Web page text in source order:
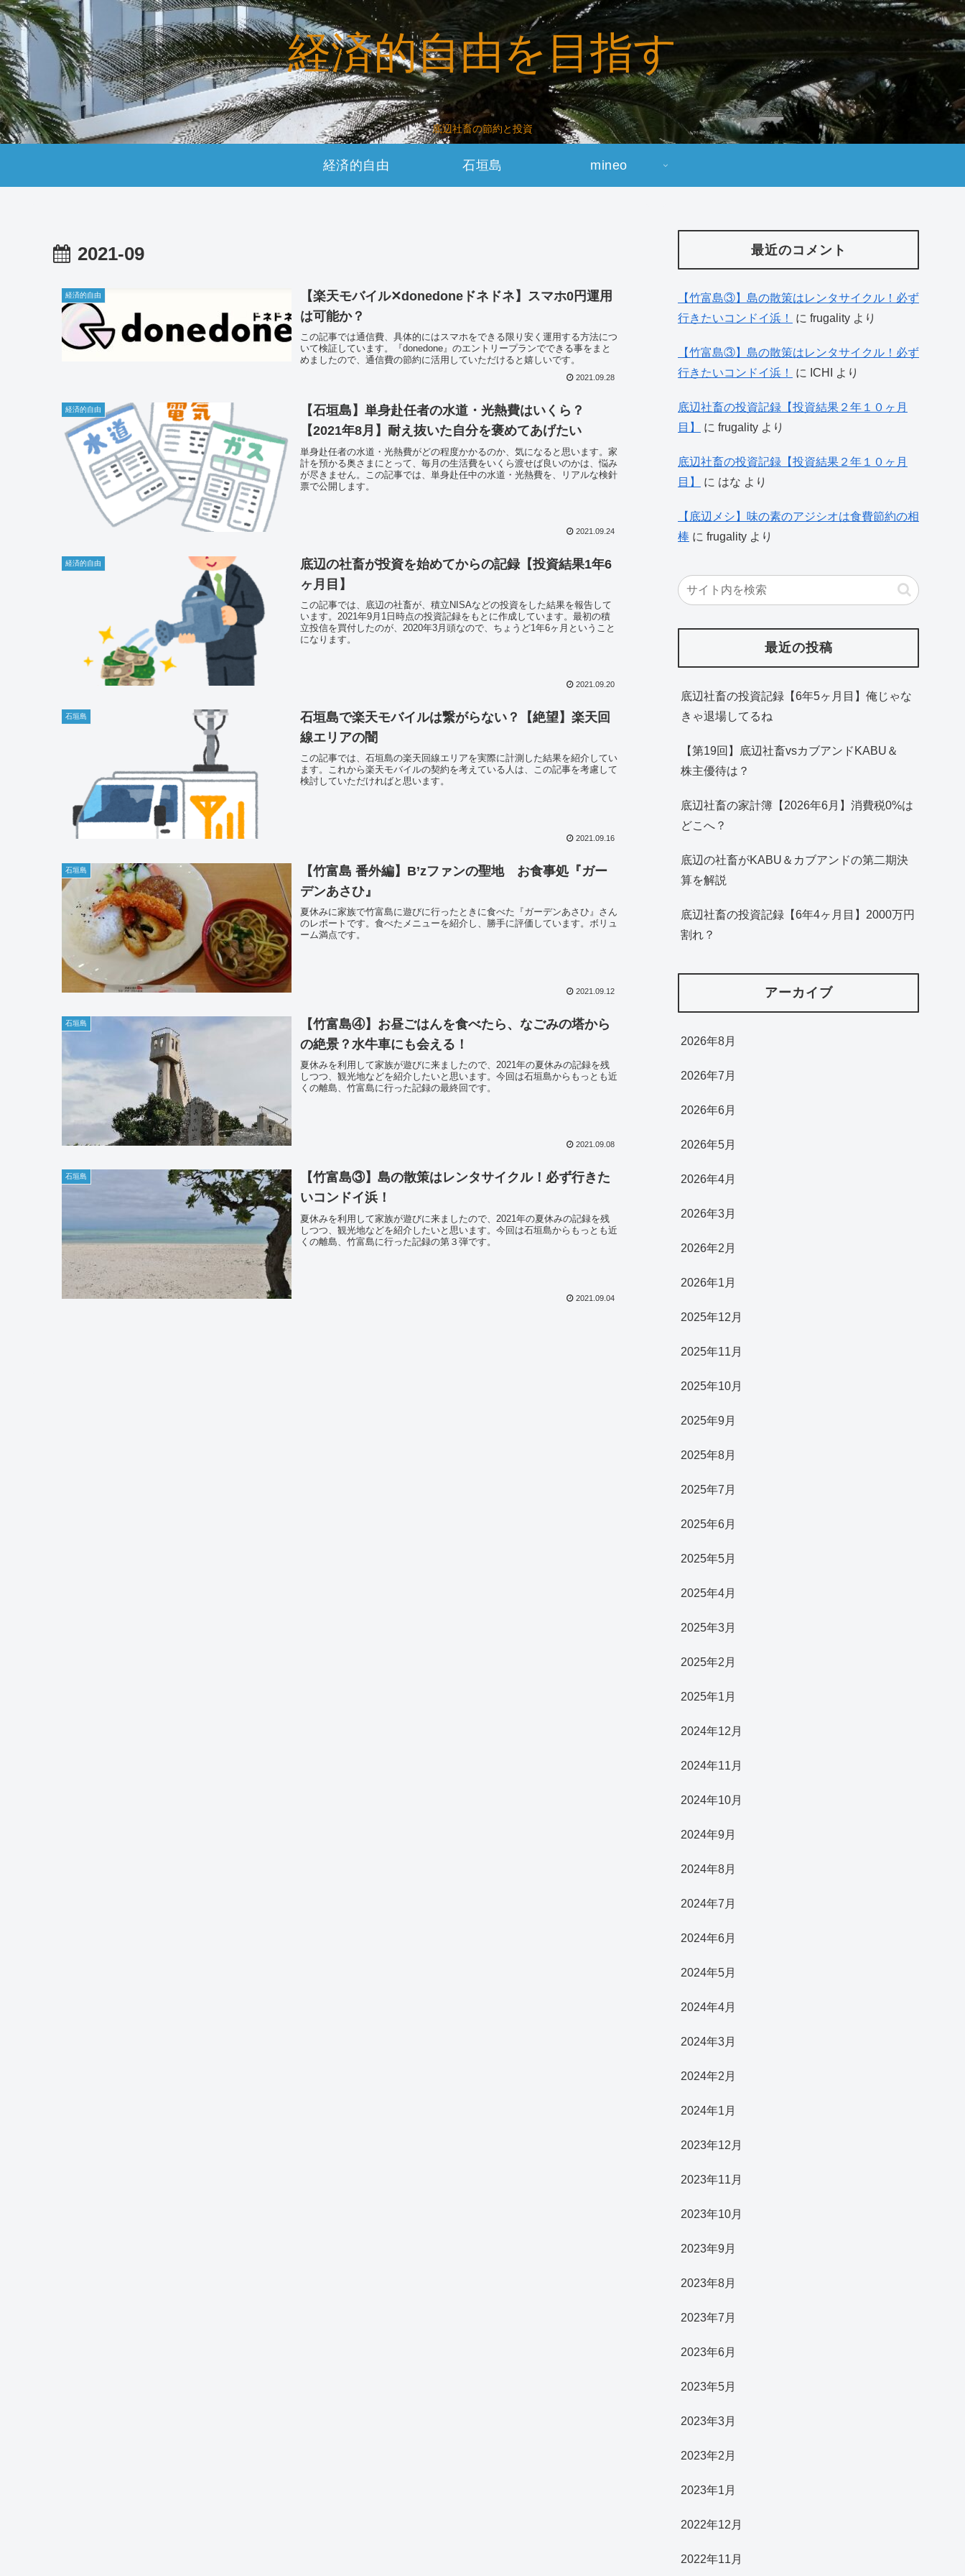
経済的自由を目指す
底辺社畜の節約と投資
経済的自由 石垣島 mineo
2021-09
経済的自由
【楽天モバイル✕donedoneドネドネ】スマホ0円運用
は可能か？
この記事では通信費、具体的にはスマホをできる限り安く運用する方法につ
いて検証しています。『donedone』のエントリープランでできる事をまと
めましたので、通信費の節約に活用していただけると嬉しいです。
2021.09.28
経済的自由
【石垣島】単身赴任者の水道・光熱費はいくら？
【2021年8月】耐え抜いた自分を褒めてあげたい
単身赴任者の水道・光熱費がどの程度かかるのか、気になると思います。家
計を預かる奥さまにとって、毎月の生活費をいくら渡せば良いのかは、悩み
が尽きません。この記事では、単身赴任中の水道・光熱費を、リアルな検針
票で公開します。
2021.09.24
経済的自由
底辺の社畜が投資を始めてからの記録【投資結果1年6
ヶ月目】
この記事では、底辺の社畜が、積立NISAなどの投資をした結果を報告して
います。2021年9月1日時点の投資記録をもとに作成しています。最初の積
立投信を買付したのが、2020年3月頭なので、ちょうど1年6ヶ月ということ
になります。
2021.09.20
石垣島
石垣島で楽天モバイルは繋がらない？【絶望】楽天回
線エリアの闇
この記事では、石垣島の楽天回線エリアを実際に計測した結果を紹介してい
ます。これから楽天モバイルの契約を考えている人は、この記事を考慮して
検討していただければと思います。
2021.09.16
石垣島
【竹富島 番外編】B’zファンの聖地 お食事処『ガー
デンあさひ』
夏休みに家族で竹富島に遊びに行ったときに食べた『ガーデンあさひ』さん
のレポートです。食べたメニューを紹介し、勝手に評価しています。ボリュ
ーム満点です。
2021.09.12
石垣島
【竹富島④】お昼ごはんを食べたら、なごみの塔から
の絶景？水牛車にも会える！
夏休みを利用して家族が遊びに来ましたので、2021年の夏休みの記録を残
しつつ、観光地などを紹介したいと思います。今回は石垣島からもっとも近
くの離島、竹富島に行った記録の最終回です。
2021.09.08
石垣島
【竹富島③】島の散策はレンタサイクル！必ず行きた
いコンドイ浜！
夏休みを利用して家族が遊びに来ましたので、2021年の夏休みの記録を残
しつつ、観光地などを紹介したいと思います。今回は石垣島からもっとも近
くの離島、竹富島に行った記録の第３弾です。
2021.09.04
最近のコメント
【竹富島③】島の散策はレンタサイクル！必ず
行きたいコンドイ浜！
に frugality より
【竹富島③】島の散策はレンタサイクル！必ず
行きたいコンドイ浜！
に ICHI より
底辺社畜の投資記録【投資結果２年１０ヶ月
目】
に frugality より
底辺社畜の投資記録【投資結果２年１０ヶ月
目】
に はな より
【底辺メシ】味の素のアジシオは食費節約の相
棒 に frugality より
最近の投稿
底辺社畜の投資記録【6年5ヶ月目】俺じゃな
きゃ退場してるね
【第19回】底辺社畜vsカブアンドKABU＆
株主優待は？
底辺社畜の家計簿【2026年6月】消費税0%は
どこへ？
底辺の社畜がKABU＆カブアンドの第二期決
算を解説
底辺社畜の投資記録【6年4ヶ月目】2000万円
割れ？
アーカイブ
2026年8月
2026年7月
2026年6月
2026年5月
2026年4月
2026年3月
2026年2月
2026年1月
2025年12月
2025年11月
2025年10月
2025年9月
2025年8月
2025年7月
2025年6月
2025年5月
2025年4月
2025年3月
2025年2月
2025年1月
2024年12月
2024年11月
2024年10月
2024年9月
2024年8月
2024年7月
2024年6月
2024年5月
2024年4月
2024年3月
2024年2月
2024年1月
2023年12月
2023年11月
2023年10月
2023年9月
2023年8月
2023年7月
2023年6月
2023年5月
2023年3月
2023年2月
2023年1月
2022年12月
2022年11月